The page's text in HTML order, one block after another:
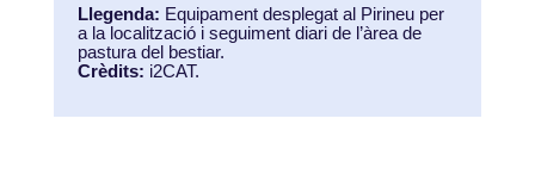
Llegenda: Equipament desplegat al Pirineu per
a la localització i seguiment diari de l’àrea de
pastura del bestiar.
Crèdits: i2CAT.